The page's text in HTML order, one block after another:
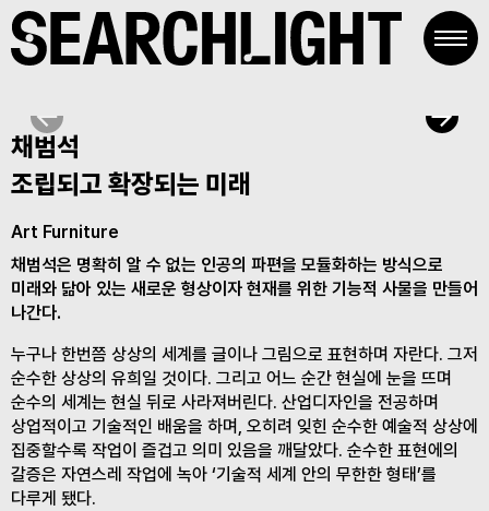
Skip
to
content
채범석
조립되고 확장되는 미래
Art Furniture
채범석은 명확히 알 수 없는 인공의 파편을 모듈화하는 방식으로
미래와 닮아 있는 새로운 형상이자 현재를 위한 기능적 사물을 만들어
나간다.
누구나 한번쯤 상상의 세계를 글이나 그림으로 표현하며 자란다. 그저
순수한 상상의 유희일 것이다. 그리고 어느 순간 현실에 눈을 뜨며
순수의 세계는 현실 뒤로 사라져버린다. 산업디자인을 전공하며
상업적이고 기술적인 배움을 하며, 오히려 잊힌 순수한 예술적 상상에
집중할수록 작업이 즐겁고 의미 있음을 깨달았다. 순수한 표현에의
갈증은 자연스레 작업에 녹아 ‘기술적 세계 안의 무한한 형태’를
다루게 됐다.